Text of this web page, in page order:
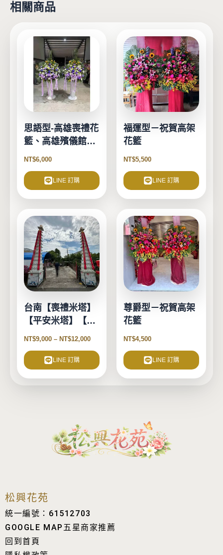
相關商品
思語型-高雄喪禮花
籃、高雄殯儀館花
籃
NT$6,000
LINE 訂購
福運型－祝賀高架
花籃
NT$5,500
LINE 訂購
台南【喪禮米塔】
【平安米塔】【告
別式米塔】
NT$9,000 – NT$12,000
LINE 訂購
產
品
有
多
種
款
可
頁
面
尊爵型－祝賀高架
花籃
NT$4,500
LINE 訂購
松興花苑
統一編號：61512703
GOOGLE MAP五星商家推薦
回到首頁